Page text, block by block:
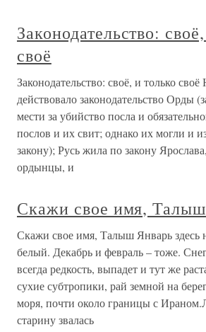
Законодательство:
своё
Законодательство: своё, и только
действовало законодательство Орды
мести за убийство посла и
послов и их свит; однако их могли и
закону); Русь жила по закону
ордынцы, и
Скажи свое имя, Талыш
Скажи свое имя, Талыш Январь здесь
белый. Декабрь и февраль – тоже.
всегда редкость, выпадет и тут же
сухие субтропики, рай земной на
моря, почти около границы с
старину звалась